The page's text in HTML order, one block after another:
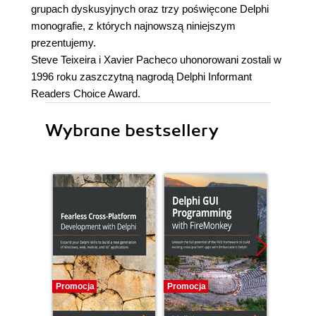
grupach dyskusyjnych oraz trzy poświęcone Delphi
monografie, z których najnowszą niniejszym
prezentujemy.
Steve Teixeira i Xavier Pacheco uhonorowani zostali w
1996 roku zaszczytną nagrodą Delphi Informant
Readers Choice Award.
Wybrane bestsellery
Promocja Promocja